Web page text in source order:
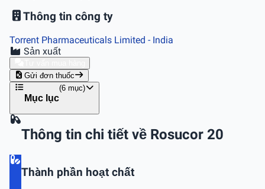
Thông tin công ty
Torrent Pharmaceuticals Limited - India
Sản xuất
Gửi đơn thuốc
Mục lục
(6 mục)
Thông tin chi tiết về Rosucor 20
Thành phần hoạt chất